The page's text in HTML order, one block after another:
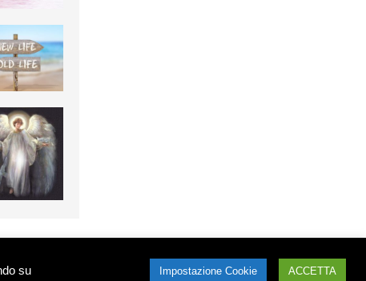
possono essere utilizzati senza il consenso. Per informazioni contattare Jasmine
su
Impostazione Cookie ACCETTA